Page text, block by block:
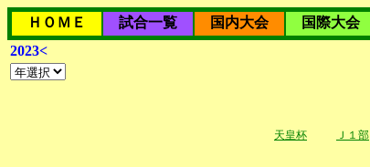
ＨＯＭＥ 試合一覧 国内大会 国際大会
2023<
天皇杯 Ｊ１部